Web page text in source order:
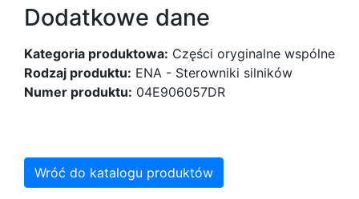
Dodatkowe dane
Kategoria produktowa: Części oryginalne wspólne
Rodzaj produktu: ENA - Sterowniki silników
Numer produktu: 04E906057DR
Wróć do katalogu produktów